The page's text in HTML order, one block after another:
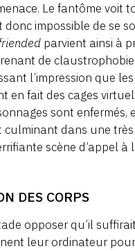
Le fantôme voit
impossible de se
parvient ainsi à
de claustrophobie
l’impression que
en fait des cages
sont enfermés,
dans une
scène d’appel à
DES CORPS
opposer qu’il
leur ordinateur